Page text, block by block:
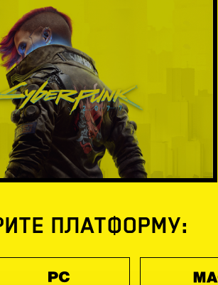
ПЛАТФОРМУ: